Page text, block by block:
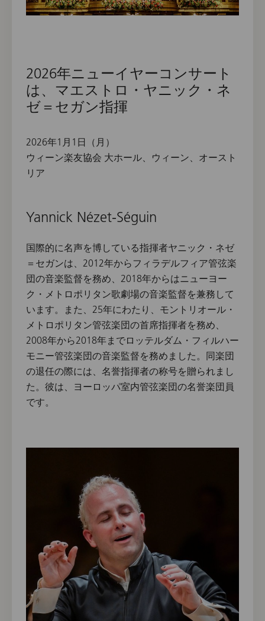
2026年ニューイヤーコンサート
は、マエストロ・ヤニック・ネ
ゼ＝セガン指揮
2026年1月1日（月）
ウィーン楽友協会 大ホール、ウィーン、オースト
リア
Yannick Nézet-Séguin
国際的に名声を博している指揮者ヤニック・ネゼ
＝セガンは、2012年からフィラデルフィア管弦楽
団の音楽監督を務め、2018年からはニューヨー
ク・メトロポリタン歌劇場の音楽監督を兼務して
います。また、25年にわたり、モントリオール・
メトロポリタン管弦楽団の首席指揮者を務め、
2008年から2018年までロッテルダム・フィルハー
モニー管弦楽団の音楽監督を務めました。同楽団
の退任の際には、名誉指揮者の称号を贈られまし
た。彼は、ヨーロッパ室内管弦楽団の名誉楽団員
です。